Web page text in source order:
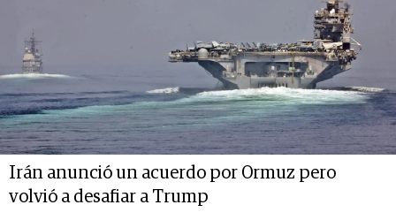
Irán anunció un acuerdo por Ormuz pero
volvió a desafiar a Trump